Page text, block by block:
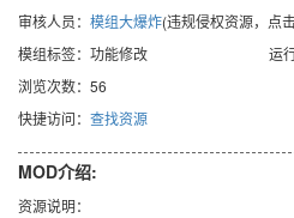
审核人员： 模组大爆炸(违规侵权资源，点
模组标签：功能修改
运
浏览次数：56
快捷访问： 查找资源
MOD介绍:
资源说明：